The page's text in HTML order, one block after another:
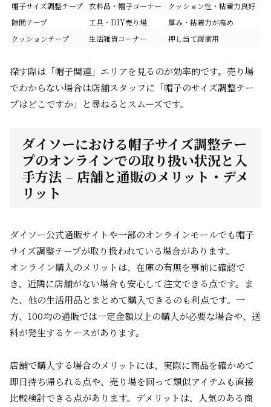
帽子サイズ調整テープ 衣料品・帽子コーナー
クッション性・粘着力良好
隙間テープ
工具・DIY売り場
厚み・粘着力が高め
クッションテープ
生活雑貨コーナー 押し当て緩衝用
探す際は「帽子関連」エリアを見るのが効率的です。売り場
でわからない場合は店舗スタッフに「帽子のサイズ調整テー
プはどこですか」と尋ねるとスムーズです。
ダイソーにおける帽子サイズ調整テー
プのオンラインでの取り扱い状況と入
手方法 – 店舗と通販のメリット・デメ
リット
ダイソー公式通販サイトや一部のオンラインモールでも帽子
サイズ調整テープが取り扱われている場合があります。
オンライン購入のメリットは、在庫の有無を事前に確認で
き、近隣に店舗がない場合も安心して注文できる点です。ま
た、他の生活用品とまとめて購入できるのも利点です。一
方、100均の通販では一定金額以上の購入が必要な場合や、送
料が発生するケースがあります。
店舗で購入する場合のメリットには、実際に商品を確かめて
即日持ち帰られる点や、売り場を回って類似アイテムも直接
比較検討できる点があります。デメリットは、人気のある商